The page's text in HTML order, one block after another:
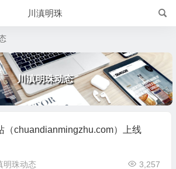
川滇明珠
川滇明珠动态
（chuandianmingzhu.com）上线
明珠动态 3,257